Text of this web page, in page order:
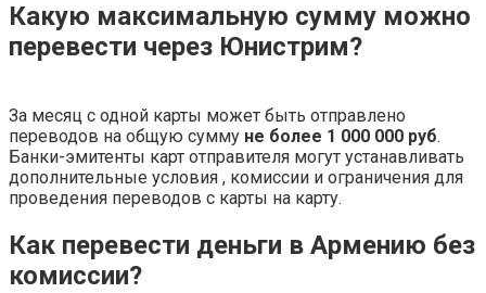
Какую максимальную сумму можно
перевести через Юнистрим?
За месяц с одной карты может быть отправлено
переводов на общую сумму не более 1 000 000 руб.
Банки-эмитенты карт отправителя могут устанавливать
дополнительные условия , комиссии и ограничения для
проведения переводов с карты на карту.
Как перевести деньги в Армению без
комиссии?